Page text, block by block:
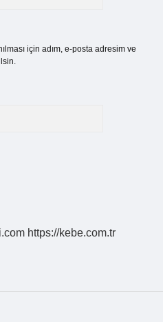
için adım, e-posta adresim ve
https://kebe.com.tr